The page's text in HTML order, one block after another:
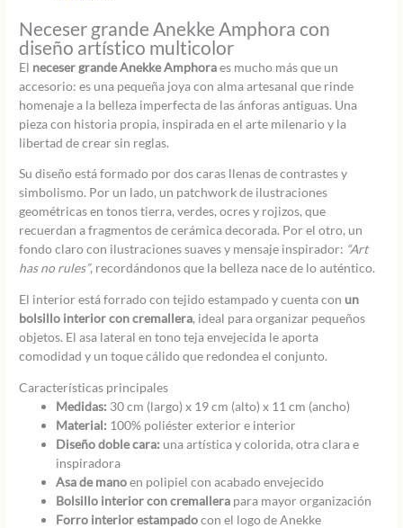
Neceser grande Anekke Amphora con
diseño artístico multicolor
El neceser grande Anekke Amphoraes mucho más que un
accesorio: es una pequeña joya con alma artesanal que rinde
homenaje a la belleza imperfecta de las ánforas antiguas. Una
pieza con historia propia, inspirada en el arte milenario y la
libertad de crear sin reglas.
Su diseño está formado por dos caras llenas de contrastes y
simbolismo. Por un lado, un patchwork de ilustraciones
geométricas en tonos tierra, verdes, ocres y rojizos, que
recuerdan a fragmentos de cerámica decorada. Por el otro, un
fondo claro con ilustraciones suaves y mensaje inspirador: “Art
has no rules”, recordándonos que la belleza nace de lo auténtico.
El interior está forrado con tejido estampado y cuenta con un
bolsillo interior con cremallera, ideal para organizar pequeños
objetos. El asa lateral en tono teja envejecida le aporta
comodidad y un toque cálido que redondea el conjunto.
Características principales
Medidas: 30 cm (largo) x 19 cm (alto) x 11 cm (ancho)
Material: 100% poliéster exterior e interior
Diseño doble cara: una artística y colorida, otra clara e
inspiradora
Asa de manoen polipiel con acabado envejecido
Bolsillo interior con cremallera para mayor organización
Forro interior estampadocon el logo de Anekke